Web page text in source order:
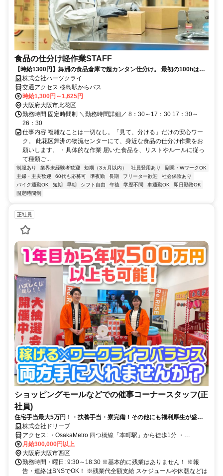
食品の仕分け軽作業STAFF
【時給1300円】舞洲の食品倉庫で超カンタン仕分け。 最初の100hは時
給+200円！ 選べる日勤・夜勤×週休2日で、無理なく安定して稼げま
す。
株式会社ハーツクライ
交通アクセス 桜島駅からバス
時給1,300円～1,625円
大阪府大阪市此花区
勤務時間 固定時間制 ＼勤務時間詳細／ 8：30～17：30 17：30～
26：30
仕事内容 複雑なことは一切なし。「見て、分ける」だけの安心ワー
ク。 此花区舞洲の物流センターにて、身近な食品の仕分け作業をお
願いします。 ・具体的な作業 届いた食品を、リストやルールに従っ
て種類ご...
制服あり 業界未経験者歓迎 短期（3ヵ月以内） 社員登用あり
副業・WワークOK
主婦・主夫歓迎
60代も応募可 準夜勤 長期 フリーター歓迎
社会保険あり
バイク通勤OK
短期 早朝 シフト自由 午後 学歴不問 車通勤OK
即日勤務OK
固定時間制
正社員
ショッピングモールなどでの催事コーナースタッフ(正
社員)
住宅手当最大5万円！・扶養手当・寮完備！その他にも福利厚生が盛り
沢山◎年間休日120日×残業少なめで無理なく働ける環境
株式会社ドリープ
アクセス: ・OsakaMetro 四つ橋線「本町駅」から徒歩1分 ・
OsakaMetro 御堂筋線「本町駅」から徒歩5分 ・OsakaMetro 中央線
「本町駅」から徒歩1分 ・OsakaMetro 四つ橋線「肥後橋駅」から徒
歩11分 ・OsakaMetro 中央線「阿波座駅」から徒歩13分 最寄り駅か
ら徒歩でスグ！ アクセス抜群です！
月給300,000円以上
大阪府大阪市西区
勤務時間・曜日: 9:30～18:30 ※基本的に残業はありません！ ※報
告・連絡はSNSでOK！ ※残業代全額支給 スケジュールや休憩などは